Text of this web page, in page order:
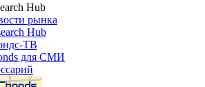
Hub
рынка
Hub
ТВ
для СМИ